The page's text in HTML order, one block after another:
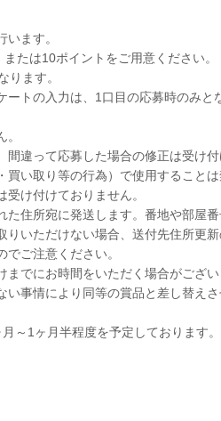
います。
たは10ポイントをご用意ください。
ります。
ートの入力は、1口目の応募時のみと
違って応募した場合の修正は受け付
い取り等の行為）で使用することは
け付けておりません。
住所宛に発送します。番地や部屋
りいただけない場合、送付先住所更
ご注意ください。
でにお時間をいただく場合がござい
事情により同等の賞品と差し替えさ
～1ヶ月半程度を予定しております。